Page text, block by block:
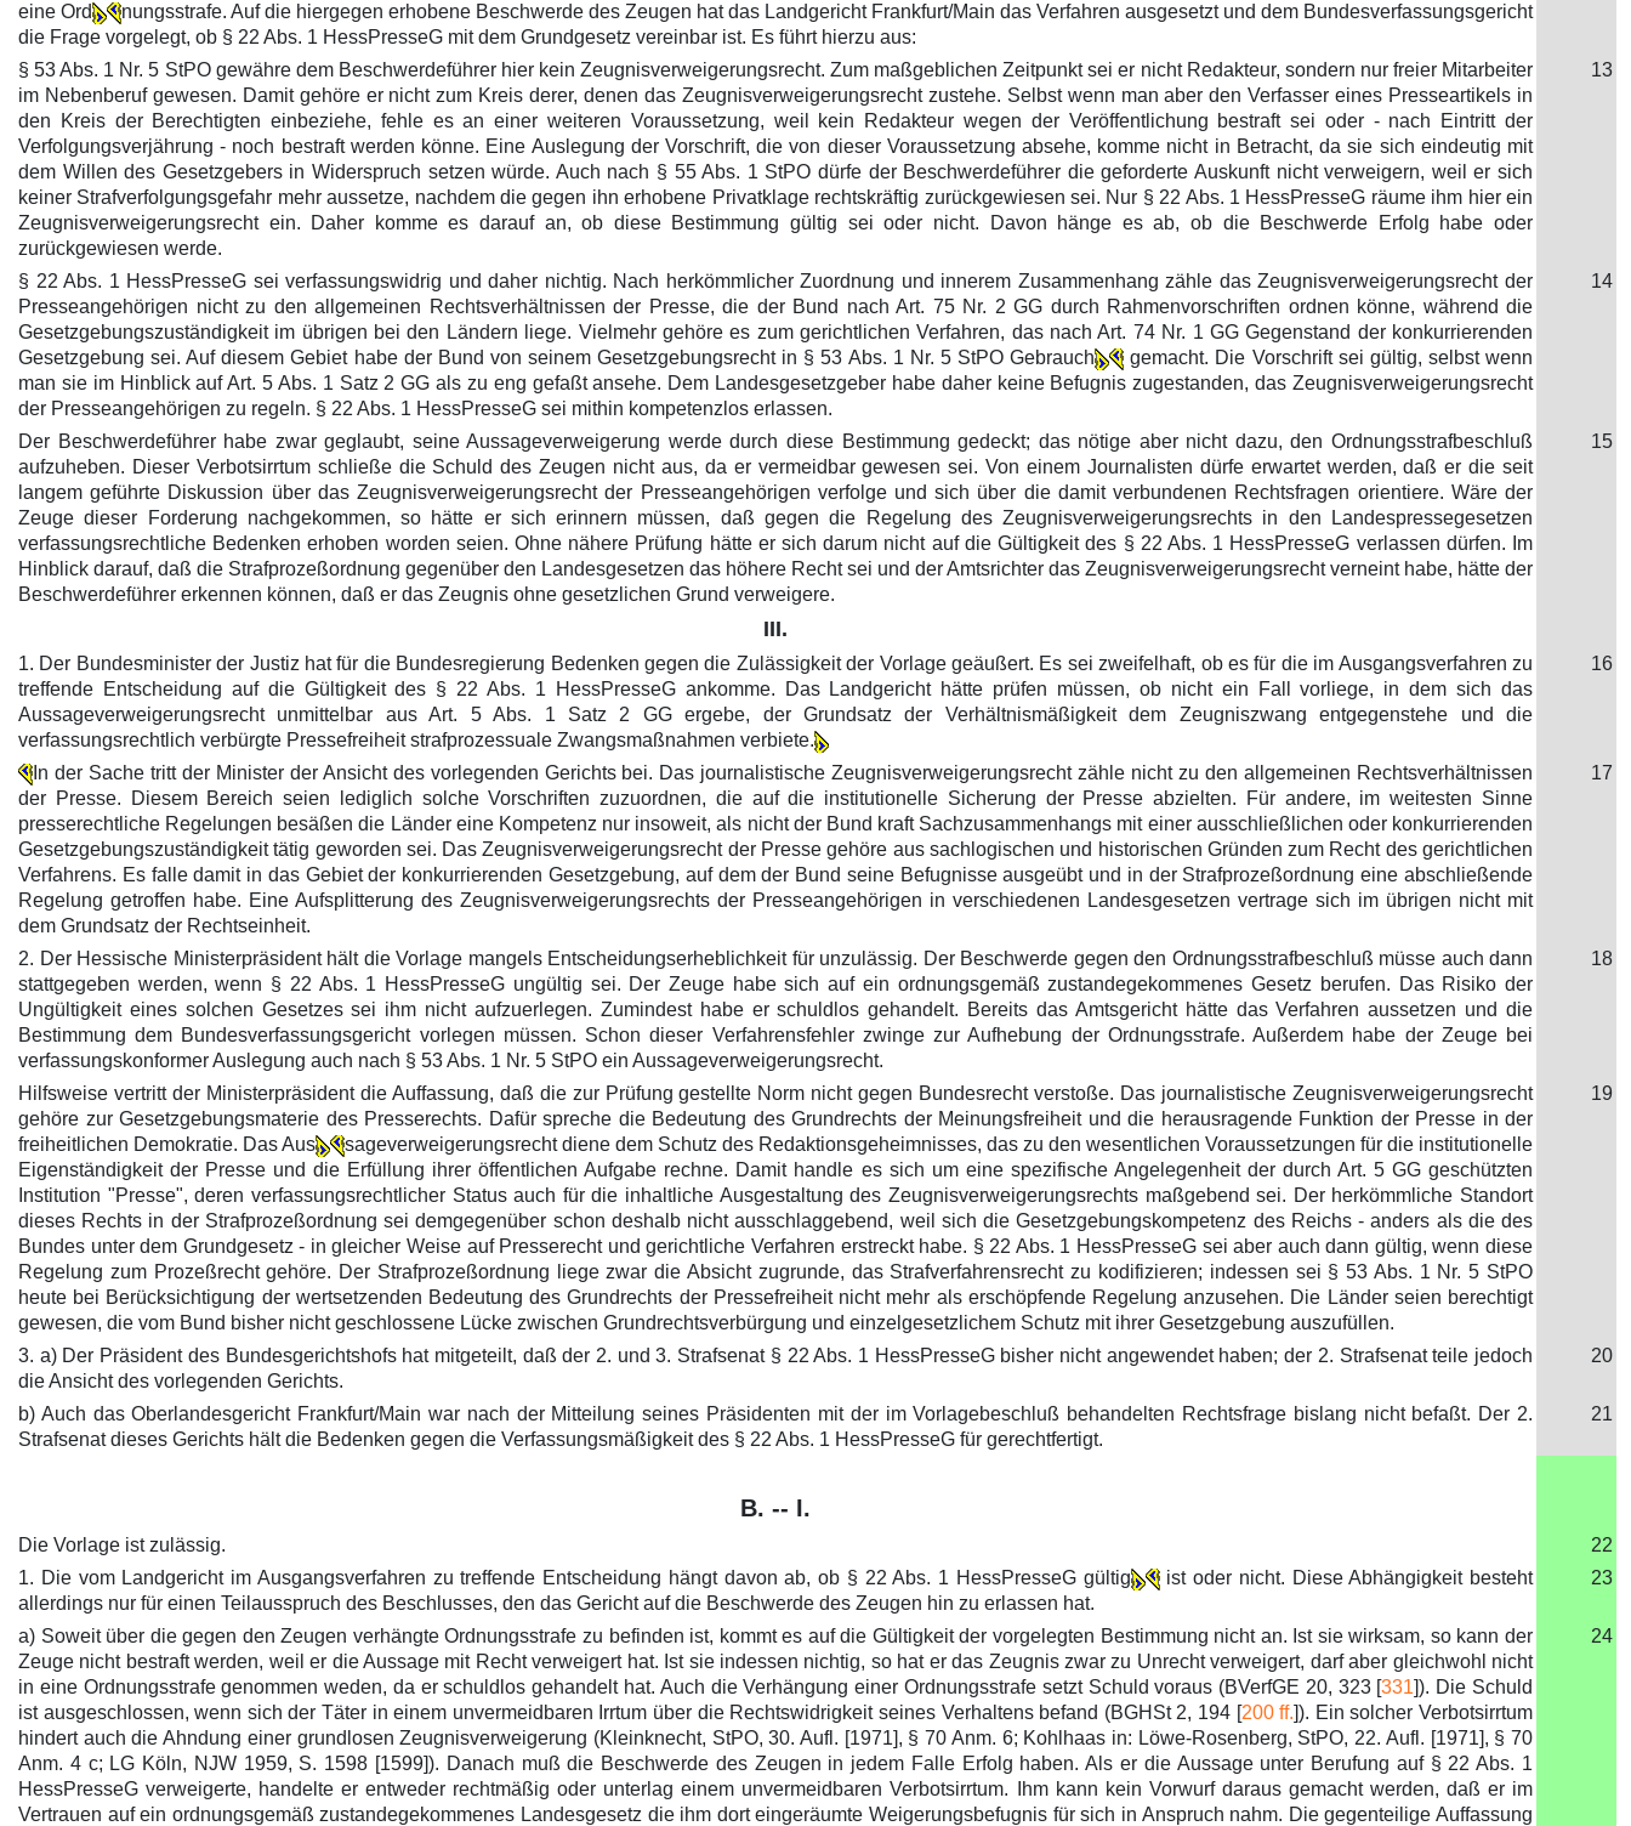
eine Ord
nungsstrafe. Auf die hiergegen erhobene Beschwerde des Zeugen hat das Landgericht Frankfurt/Main das Verfahren ausgesetzt und dem Bundesverfassungsgericht
die Frage vorgelegt, ob § 22 Abs. 1 HessPresseG mit dem Grundgesetz vereinbar ist. Es führt hierzu aus:
§ 53 Abs. 1 Nr. 5 StPO gewähre dem Beschwerdeführer hier kein Zeugnisverweigerungsrecht. Zum maßgeblichen Zeitpunkt sei er nicht Redakteur, sondern nur freier Mitarbeiter
im Nebenberuf gewesen. Damit gehöre er nicht zum Kreis derer, denen das Zeugnisverweigerungsrecht zustehe. Selbst wenn man aber den Verfasser eines Presseartikels in
den Kreis der Berechtigten einbeziehe, fehle es an einer weiteren Voraussetzung, weil kein Redakteur wegen der Veröffentlichung bestraft sei oder - nach Eintritt der
Verfolgungsverjährung - noch bestraft werden könne. Eine Auslegung der Vorschrift, die von dieser Voraussetzung absehe, komme nicht in Betracht, da sie sich eindeutig mit
dem Willen des Gesetzgebers in Widerspruch setzen würde. Auch nach § 55 Abs. 1 StPO dürfe der Beschwerdeführer die geforderte Auskunft nicht verweigern, weil er sich
keiner Strafverfolgungsgefahr mehr aussetze, nachdem die gegen ihn erhobene Privatklage rechtskräftig zurückgewiesen sei. Nur § 22 Abs. 1 HessPresseG räume ihm hier ein
Zeugnisverweigerungsrecht ein. Daher komme es darauf an, ob diese Bestimmung gültig sei oder nicht. Davon hänge es ab, ob die Beschwerde Erfolg habe oder
zurückgewiesen werde.
13
§ 22 Abs. 1 HessPresseG sei verfassungswidrig und daher nichtig. Nach herkömmlicher Zuordnung und innerem Zusammenhang zähle das Zeugnisverweigerungsrecht der
Presseangehörigen nicht zu den allgemeinen Rechtsverhältnissen der Presse, die der Bund nach Art. 75 Nr. 2 GG durch Rahmenvorschriften ordnen könne, während die
Gesetzgebungszuständigkeit im übrigen bei den Ländern liege. Vielmehr gehöre es zum gerichtlichen Verfahren, das nach Art. 74 Nr. 1 GG Gegenstand der konkurrierenden
Gesetzgebung sei. Auf diesem Gebiet habe der Bund von seinem Gesetzgebungsrecht in § 53 Abs. 1 Nr. 5 StPO Gebrauch
gemacht. Die Vorschrift sei gültig, selbst wenn
man sie im Hinblick auf Art. 5 Abs. 1 Satz 2 GG als zu eng gefaßt ansehe. Dem Landesgesetzgeber habe daher keine Befugnis zugestanden, das Zeugnisverweigerungsrecht
der Presseangehörigen zu regeln. § 22 Abs. 1 HessPresseG sei mithin kompetenzlos erlassen.
14
Der Beschwerdeführer habe zwar geglaubt, seine Aussageverweigerung werde durch diese Bestimmung gedeckt; das nötige aber nicht dazu, den Ordnungsstrafbeschluß
aufzuheben. Dieser Verbotsirrtum schließe die Schuld des Zeugen nicht aus, da er vermeidbar gewesen sei. Von einem Journalisten dürfe erwartet werden, daß er die seit
langem geführte Diskussion über das Zeugnisverweigerungsrecht der Presseangehörigen verfolge und sich über die damit verbundenen Rechtsfragen orientiere. Wäre der
Zeuge dieser Forderung nachgekommen, so hätte er sich erinnern müssen, daß gegen die Regelung des Zeugnisverweigerungsrechts in den Landespressegesetzen
verfassungsrechtliche Bedenken erhoben worden seien. Ohne nähere Prüfung hätte er sich darum nicht auf die Gültigkeit des § 22 Abs. 1 HessPresseG verlassen dürfen. Im
Hinblick darauf, daß die Strafprozeßordnung gegenüber den Landesgesetzen das höhere Recht sei und der Amtsrichter das Zeugnisverweigerungsrecht verneint habe, hätte der
Beschwerdeführer erkennen können, daß er das Zeugnis ohne gesetzlichen Grund verweigere.
15
III.
1. Der Bundesminister der Justiz hat für die Bundesregierung Bedenken gegen die Zulässigkeit der Vorlage geäußert. Es sei zweifelhaft, ob es für die im Ausgangsverfahren zu
treffende Entscheidung auf die Gültigkeit des § 22 Abs. 1 HessPresseG ankomme. Das Landgericht hätte prüfen müssen, ob nicht ein Fall vorliege, in dem sich das
Aussageverweigerungsrecht unmittelbar aus Art. 5 Abs. 1 Satz 2 GG ergebe, der Grundsatz der Verhältnismäßigkeit dem Zeugniszwang entgegenstehe und die
verfassungsrechtlich verbürgte Pressefreiheit strafprozessuale Zwangsmaßnahmen verbiete.
16
In der Sache tritt der Minister der Ansicht des vorlegenden Gerichts bei. Das journalistische Zeugnisverweigerungsrecht zähle nicht zu den allgemeinen Rechtsverhältnissen
der Presse. Diesem Bereich seien lediglich solche Vorschriften zuzuordnen, die auf die institutionelle Sicherung der Presse abzielten. Für andere, im weitesten Sinne
presserechtliche Regelungen besäßen die Länder eine Kompetenz nur insoweit, als nicht der Bund kraft Sachzusammenhangs mit einer ausschließlichen oder konkurrierenden
Gesetzgebungszuständigkeit tätig geworden sei. Das Zeugnisverweigerungsrecht der Presse gehöre aus sachlogischen und historischen Gründen zum Recht des gerichtlichen
Verfahrens. Es falle damit in das Gebiet der konkurrierenden Gesetzgebung, auf dem der Bund seine Befugnisse ausgeübt und in der Strafprozeßordnung eine abschließende
Regelung getroffen habe. Eine Aufsplitterung des Zeugnisverweigerungsrechts der Presseangehörigen in verschiedenen Landesgesetzen vertrage sich im übrigen nicht mit
dem Grundsatz der Rechtseinheit.
17
2. Der Hessische Ministerpräsident hält die Vorlage mangels Entscheidungserheblichkeit für unzulässig. Der Beschwerde gegen den Ordnungsstrafbeschluß müsse auch dann
stattgegeben werden, wenn § 22 Abs. 1 HessPresseG ungültig sei. Der Zeuge habe sich auf ein ordnungsgemäß zustandegekommenes Gesetz berufen. Das Risiko der
Ungültigkeit eines solchen Gesetzes sei ihm nicht aufzuerlegen. Zumindest habe er schuldlos gehandelt. Bereits das Amtsgericht hätte das Verfahren aussetzen und die
Bestimmung dem Bundesverfassungsgericht vorlegen müssen. Schon dieser Verfahrensfehler zwinge zur Aufhebung der Ordnungsstrafe. Außerdem habe der Zeuge bei
verfassungskonformer Auslegung auch nach § 53 Abs. 1 Nr. 5 StPO ein Aussageverweigerungsrecht.
18
Hilfsweise vertritt der Ministerpräsident die Auffassung, daß die zur Prüfung gestellte Norm nicht gegen Bundesrecht verstoße. Das journalistische Zeugnisverweigerungsrecht
gehöre zur Gesetzgebungsmaterie des Presserechts. Dafür spreche die Bedeutung des Grundrechts der Meinungsfreiheit und die herausragende Funktion der Presse in der
freiheitlichen Demokratie. Das Aus
sageverweigerungsrecht diene dem Schutz des Redaktionsgeheimnisses, das zu den wesentlichen Voraussetzungen für die institutionelle
Eigenständigkeit der Presse und die Erfüllung ihrer öffentlichen Aufgabe rechne. Damit handle es sich um eine spezifische Angelegenheit der durch Art. 5 GG geschützten
Institution "Presse", deren verfassungsrechtlicher Status auch für die inhaltliche Ausgestaltung des Zeugnisverweigerungsrechts maßgebend sei. Der herkömmliche Standort
dieses Rechts in der Strafprozeßordnung sei demgegenüber schon deshalb nicht ausschlaggebend, weil sich die Gesetzgebungskompetenz des Reichs - anders als die des
Bundes unter dem Grundgesetz - in gleicher Weise auf Presserecht und gerichtliche Verfahren erstreckt habe. § 22 Abs. 1 HessPresseG sei aber auch dann gültig, wenn diese
Regelung zum Prozeßrecht gehöre. Der Strafprozeßordnung liege zwar die Absicht zugrunde, das Strafverfahrensrecht zu kodifizieren; indessen sei § 53 Abs. 1 Nr. 5 StPO
heute bei Berücksichtigung der wertsetzenden Bedeutung des Grundrechts der Pressefreiheit nicht mehr als erschöpfende Regelung anzusehen. Die Länder seien berechtigt
gewesen, die vom Bund bisher nicht geschlossene Lücke zwischen Grundrechtsverbürgung und einzelgesetzlichem Schutz mit ihrer Gesetzgebung auszufüllen.
19
3. a) Der Präsident des Bundesgerichtshofs hat mitgeteilt, daß der 2. und 3. Strafsenat § 22 Abs. 1 HessPresseG bisher nicht angewendet haben; der 2. Strafsenat teile jedoch
die Ansicht des vorlegenden Gerichts.
20
b) Auch das Oberlandesgericht Frankfurt/Main war nach der Mitteilung seines Präsidenten mit der im Vorlagebeschluß behandelten Rechtsfrage bislang nicht befaßt. Der 2.
Strafsenat dieses Gerichts hält die Bedenken gegen die Verfassungsmäßigkeit des § 22 Abs. 1 HessPresseG für gerechtfertigt.
21
B. -- I.
Die Vorlage ist zulässig.
22
1. Die vom Landgericht im Ausgangsverfahren zu treffende Entscheidung hängt davon ab, ob § 22 Abs. 1 HessPresseG gültig
ist oder nicht. Diese Abhängigkeit besteht
allerdings nur für einen Teilausspruch des Beschlusses, den das Gericht auf die Beschwerde des Zeugen hin zu erlassen hat.
23
a) Soweit über die gegen den Zeugen verhängte Ordnungsstrafe zu befinden ist, kommt es auf die Gültigkeit der vorgelegten Bestimmung nicht an. Ist sie wirksam, so kann der
Zeuge nicht bestraft werden, weil er die Aussage mit Recht verweigert hat. Ist sie indessen nichtig, so hat er das Zeugnis zwar zu Unrecht verweigert, darf aber gleichwohl nicht
in eine Ordnungsstrafe genommen weden, da er schuldlos gehandelt hat. Auch die Verhängung einer Ordnungsstrafe setzt Schuld voraus (BVerfGE 20, 323 [331]). Die Schuld
ist ausgeschlossen, wenn sich der Täter in einem unvermeidbaren Irrtum über die Rechtswidrigkeit seines Verhaltens befand (BGHSt 2, 194 [200 ff.]). Ein solcher Verbotsirrtum
hindert auch die Ahndung einer grundlosen Zeugnisverweigerung (Kleinknecht, StPO, 30. Aufl. [1971], § 70 Anm. 6; Kohlhaas in: Löwe-Rosenberg, StPO, 22. Aufl. [1971], § 70
Anm. 4 c; LG Köln, NJW 1959, S. 1598 [1599]). Danach muß die Beschwerde des Zeugen in jedem Falle Erfolg haben. Als er die Aussage unter Berufung auf § 22 Abs. 1
HessPresseG verweigerte, handelte er entweder rechtmäßig oder unterlag einem unvermeidbaren Verbotsirrtum. Ihm kann kein Vorwurf daraus gemacht werden, daß er im
Vertrauen auf ein ordnungsgemäß zustandegekommenes Landesgesetz die ihm dort eingeräumte Weigerungsbefugnis für sich in Anspruch nahm. Die gegenteilige Auffassung
24